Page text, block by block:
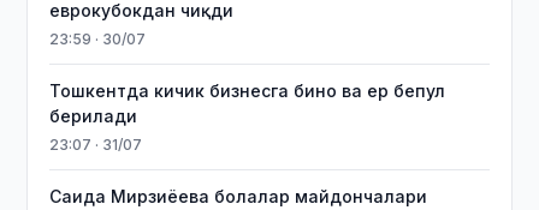
еврокубокдан чиқди
23:59 · 30/07
Тошкентда кичик бизнесга бино ва ер бепул
берилади
23:07 · 31/07
Саида Мирзиёева болалар майдончалари